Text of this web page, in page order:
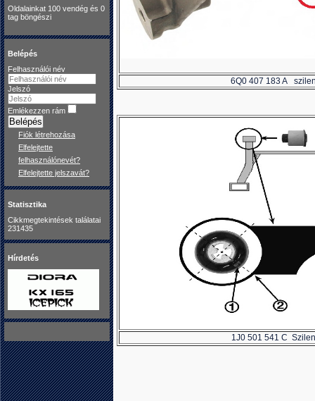
Oldalainkat 100 vendég és 0
tag böngészi
Belépés
Felhasználói név
Jelszó
Emlékezzen rám
Belépés
Fiók létrehozása
Elfelejtette
felhasználónevét?
Elfelejtette jelszavát?
Statisztika
Cikkmegtekintések találatai
231435
Hírdetés
6Q0 407 183 A
1J0 501 541 C